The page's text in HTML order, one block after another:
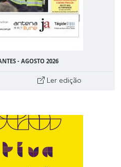
- AGOSTO 2026
Ler edição